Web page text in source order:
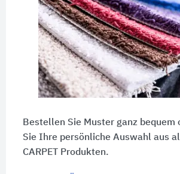
Bestellen Sie Muster ganz bequem
Sie Ihre persönliche Auswahl aus
CARPET Produkten.